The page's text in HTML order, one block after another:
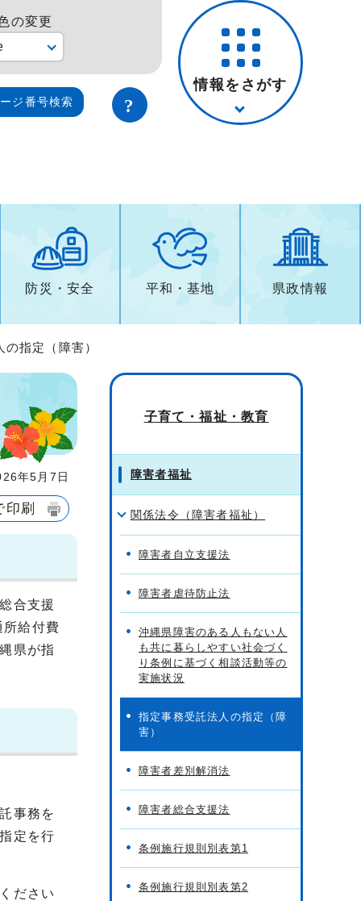
の変更
ジ番号検索
情報をさがす
防災・安全 平和・基地 県政情報
指定（障害）
年5月7日
印刷
合支援
給付費
県が指
事務を
定を行
ださい
子育て・福祉・教育
障害者福祉
関係法令（障害者福祉）
障害者自立支援法
障害者虐待防止法
沖縄県障害のある人もない人
も共に暮らしやすい社会づく
り条例に基づく相談活動等の
実施状況
指定事務受託法人の指定（障
害）
障害者差別解消法
障害者総合支援法
条例施行規則別表第1
条例施行規則別表第2